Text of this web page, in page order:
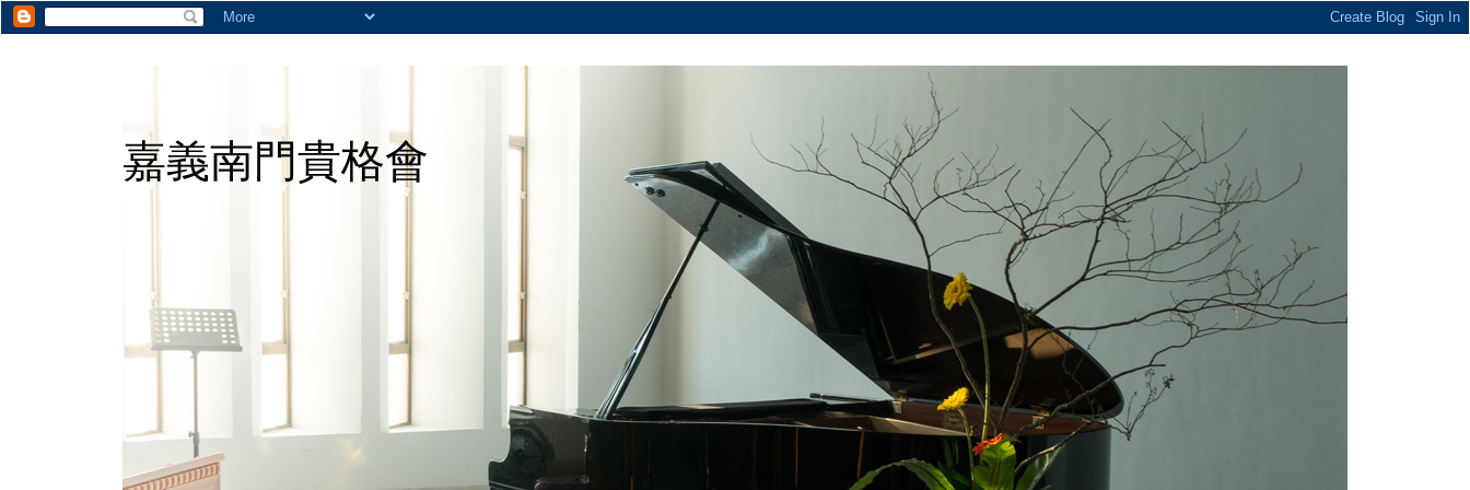
嘉義南門貴格會